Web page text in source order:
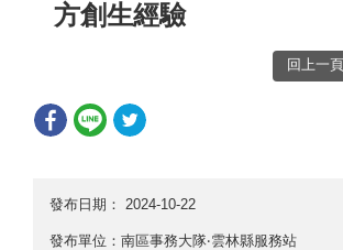
方創生經驗
回上一頁
發布日期： 2024-10-22
發布單位：南區事務大隊‧雲林縣服務站